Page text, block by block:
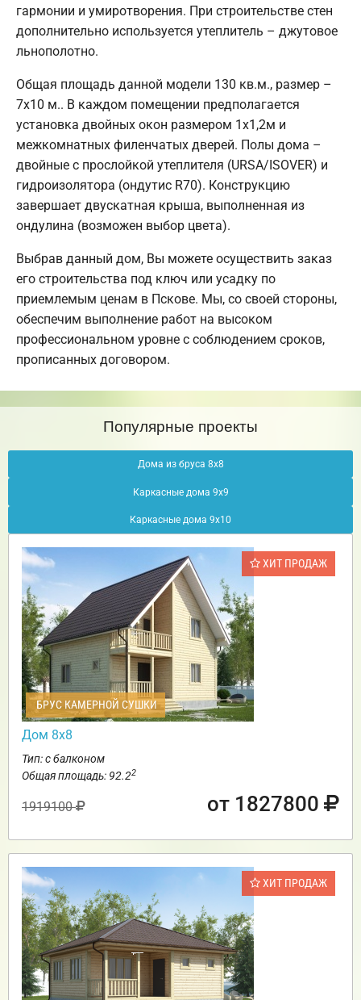
гармонии и умиротворения. При строительстве стен
дополнительно используется утеплитель – джутовое
льнополотно.
Общая площадь данной модели 130 кв.м., размер –
7х10 м.. В каждом помещении предполагается
установка двойных окон размером 1х1,2м и
межкомнатных филенчатых дверей. Полы дома –
двойные с прослойкой утеплителя (URSA/ISOVER) и
гидроизолятора (ондутис R70). Конструкцию
завершает двускатная крыша, выполненная из
ондулина (возможен выбор цвета).
Выбрав данный дом, Вы можете осуществить заказ
его строительства под ключ или усадку по
приемлемым ценам в Пскове. Мы, со своей стороны,
обеспечим выполнение работ на высоком
профессиональном уровне с соблюдением сроков,
прописанных договором.
Популярные проекты
Дома из бруса 8х8
Каркасные дома 9х9
Каркасные дома 9х10
ХИТ ПРОДАЖ
БРУС КАМЕРНОЙ СУШКИ
Дом 8х8
Тип: с балконом
Общая площадь: 92.22
1919100 от 1827800
ХИТ ПРОДАЖ